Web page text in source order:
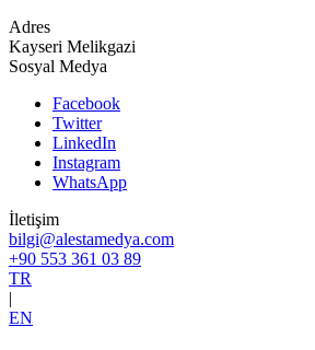
Adres
Kayseri Melikgazi
Sosyal Medya
Facebook
Twitter
LinkedIn
Instagram
WhatsApp
İletişim
bilgi@alestamedya.com
+90 553 361 03 89
TR
|
EN